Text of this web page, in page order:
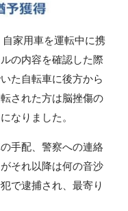
家用車を運転中に携
の内容を確認した際
た自転車に後方から
された方は脳挫傷の
なりました。
手配、警察への連絡
それ以降は何の音沙
で逮捕され、最寄り